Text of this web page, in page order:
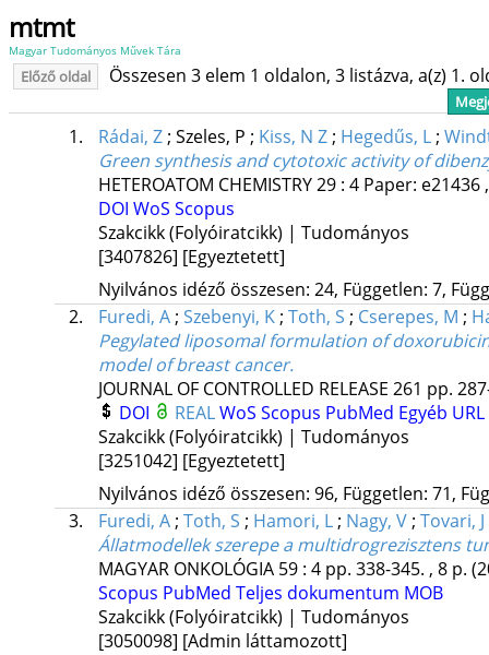
mtmt
Magyar Tudományos Művek Tára
Előző oldal Összesen 3 elem 1 oldalon, 3 listázva, a(z) 1.
1. Rádai, Z; Szeles, P ; Kiss, N Z; Hegedűs, L;
Green synthesis and cytotoxic activity of
HETEROATOM CHEMISTRY29: 4 Paper: e21436
DOI WoS Scopus
Szakcikk (Folyóiratcikk) | Tudományos
[3407826] [Egyeztetett]
Nyilvános idéző összesen: 24, Független: 7,
2.
Furedi, A; Szebenyi, K; Toth, S ; Cserepes, M ;
Pegylated liposomal formulation of
model of breast cancer.
JOURNAL OF CONTROLLED RELEASE 261 pp.
DOI
REALWoS Scopus PubMed Egyéb URL
Szakcikk (Folyóiratcikk) | Tudományos
[3251042] [Egyeztetett]
Nyilvános idéző összesen: 96, Független: 71,
3.
Furedi, A; Toth, S ; Hamori, L; Nagy, V; Tovari, J
Állatmodellek szerepe a multidrogrezisztens
MAGYAR ONKOLÓGIA 59: 4 pp. 338-345. , 8 p.
Scopus PubMed Teljes dokumentum MOB
Szakcikk (Folyóiratcikk) | Tudományos
[3050098] [Admin láttamozott]